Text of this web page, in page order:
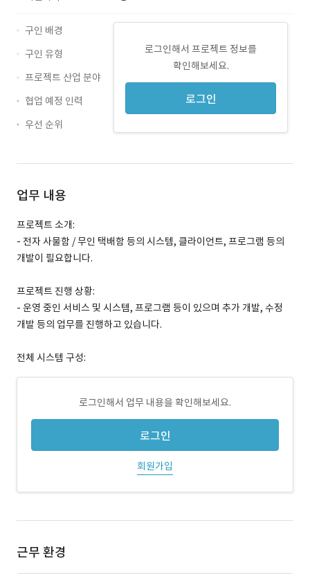
로그인해서 프로젝트 정보를
확인해보세요.
로그인
구인 배경
구인 유형
프로젝트 산업 분야
협업 예정 인력
우선 순위
업무 내용
프로젝트 소개:
- 전자 사물함 / 무인 택배함 등의 시스템, 클라이언트, 프로그램 등의
개발이 필요합니다.
프로젝트 진행 상황:
- 운영 중인 서비스 및 시스템, 프로그램 등이 있으며 추가 개발, 수정
개발 등의 업무를 진행하고 있습니다.
전체 시스템 구성:
로그인해서 업무 내용을 확인해보세요.
로그인
회원가입
근무 환경